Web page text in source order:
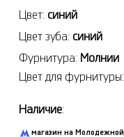
Цвет: синий
Цвет зуба: синий
Фурнитура: Молнии
Цвет для фурнитуры:
Наличие:
магазин на Молодежной